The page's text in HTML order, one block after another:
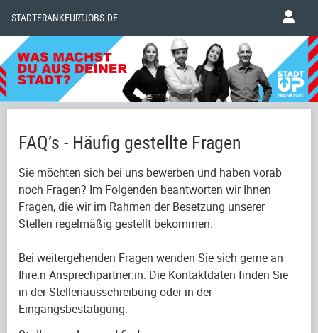
STADTFRANKFURTJOBS.DE
FAQ’s - Häufig gestellte Fragen
Sie möchten sich bei uns bewerben und haben vorab
noch Fragen? Im Folgenden beantworten wir Ihnen
Fragen, die wir im Rahmen der Besetzung unserer
Stellen regelmäßig gestellt bekommen.
Bei weitergehenden Fragen wenden Sie sich gerne an
Ihre:n Ansprechpartner:in. Die Kontaktdaten finden Sie
in der Stellenausschreibung oder in der
Eingangsbestätigung.